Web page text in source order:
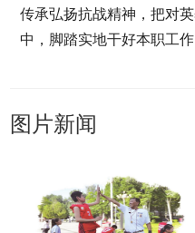
传承弘扬抗战精神，把对
中，脚踏实地干好本职工
图片新闻